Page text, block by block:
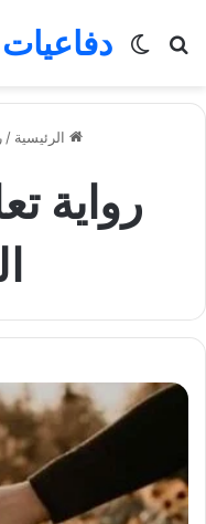
دفاعيات
بحث
الوضع
الرئيسية /
رواية